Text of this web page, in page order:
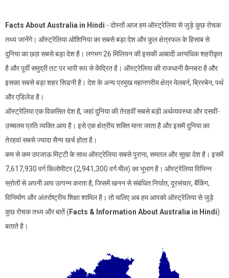
Facts About Australia in Hindi - दोस्तों आज हम ऑस्ट्रेलिया से जुड़े कुछ रोचक
तथ्य जानेंगे। ऑस्ट्रेलिया ओशिनिया का सबसे बड़ा देश और कुल क्षेत्रफल के हिसाब से
दुनिया का छठा सबसे बड़ा देश है। लगभग 26 मिलियन की इसकी आबादी अत्यधिक शहरीकृत
है और पूर्वी समुद्री तट पर भारी रूप से केंद्रित है। ऑस्ट्रेलिया की राजधानी कैनबरा है और
इसका सबसे बड़ा शहर सिडनी है। देश के अन्य प्रमुख महानगरीय क्षेत्र मेलबर्न, ब्रिस्बेन, पर्थ
और एडिलेड है।
ऑस्ट्रेलिया एक विकसित देश है, जहां दुनिया की तेरहवीं सबसे बड़ी अर्थव्यवस्था और दसवीं-
उच्चतम प्रति व्यक्ति आय है। इसे एक क्षेत्रीय शक्ति माना जाता है और इसमें दुनिया का
तेरहवां सबसे ज्यादा सैन्य खर्च होता है।
कम से कम उपजाऊ मिट्टी के साथ ऑस्ट्रेलिया सबसे पुराना, समतल और सूखा देश है। इसमें
7,617,930 वर्ग किलोमीटर (2,941,300 वर्ग मील) का भूभाग है। ऑस्ट्रेलिया विभिन्न
स्रोतों से अपनी आय उत्पन्न करता है, जिसमें खनन से संबंधित निर्यात, दूरसंचार, बैंकिंग,
विनिर्माण और अंतर्राष्ट्रीय शिक्षा शामिल है। तो चलिए अब हम आपको ऑस्ट्रेलिया से जुड़े
कुछ रोचक तथ्य और बातें ( Facts & Information About Australia in Hindi)
बताते है।